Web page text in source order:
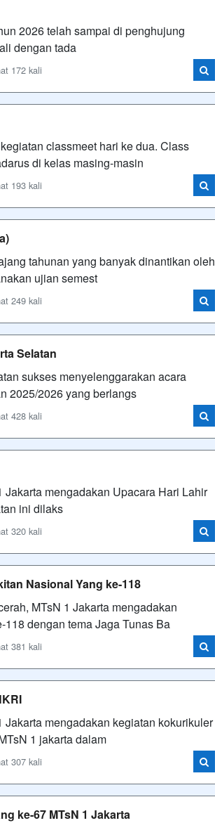
2026 telah sampai di penghujung
dengan tada
172 kali
classmeet hari ke dua. Class
di kelas masing-masin
193 kali
tahunan yang banyak dinantikan oleh
ujian semest
249 kali
Selatan
sukses menyelenggarakan acara
2025/2026 yang berlangs
428 kali
mengadakan Upacara Hari Lahir
ini dilaks
320 kali
Nasional Yang ke-118
MTsN 1 Jakarta mengadakan
dengan tema Jaga Tunas Ba
381 kali
mengadakan kegiatan kokurikuler
1 jakarta dalam
307 kali
ke-67 MTsN 1 Jakarta